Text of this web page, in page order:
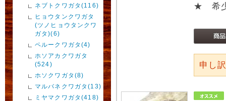
ネブトクワガタ(116)
ヒョウタンクワガタ
(ツノヒョウタンクワ
ガタ)(6)
ペルークワガタ(4)
ホソアカクワガタ
(524)
ホソクワガタ(8)
マルバネクワガタ(13)
ミヤマクワガタ(418)
★ 希
申し